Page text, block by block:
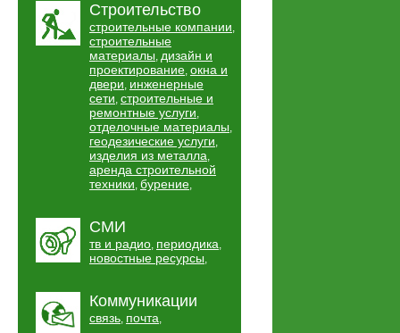
Строительство
строительные компании,
строительные
материалы, дизайн и
проектирование, окна и
двери, инженерные
сети, строительные и
ремонтные услуги,
отделочные материалы,
геодезические услуги,
изделия из металла,
аренда строительной
техники, бурение,
СМИ
тв и радио, периодика,
новостные ресурсы,
Коммуникации
связь, почта,